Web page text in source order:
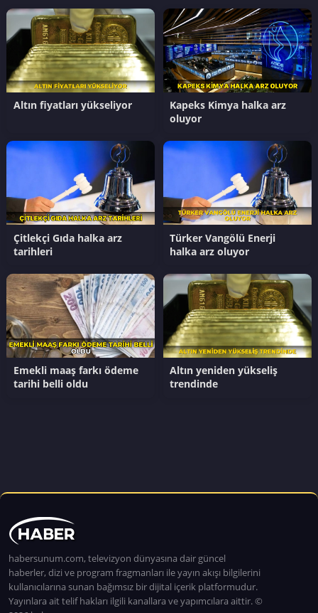
Altın fiyatları yükseliyor
Kapeks Kimya halka arz
oluyor
Çitlekçi Gıda halka arz
tarihleri
Türker Vangölü Enerji
halka arz oluyor
Emekli maaş farkı ödeme
tarihi belli oldu
Altın yeniden yükseliş
trendinde
habersunum.com, televizyon dünyasına dair güncel
haberler, dizi ve program fragmanları ile yayın akışı bilgilerini
kullanıcılarına sunan bağımsız bir dijital içerik platformudur.
Yayınlara ait telif hakları ilgili kanallara ve yapımcılara aittir. ©